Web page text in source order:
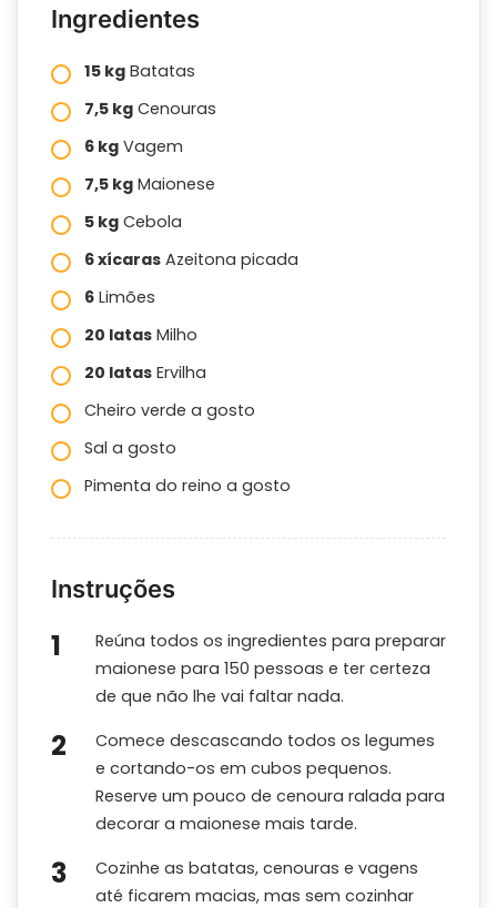
Ingredientes
15 kg Batatas
7,5 kg Cenouras
6 kg Vagem
7,5 kg Maionese
5 kg Cebola
6 xícaras Azeitona picada
6 Limões
20 latas Milho
20 latas Ervilha
Cheiro verde a gosto
Sal a gosto
Pimenta do reino a gosto
Instruções
Reúna todos os ingredientes para preparar
maionese para 150 pessoas e ter certeza
de que não lhe vai faltar nada.
Comece descascando todos os legumes
e cortando-os em cubos pequenos.
Reserve um pouco de cenoura ralada para
decorar a maionese mais tarde.
Cozinhe as batatas, cenouras e vagens
até ficarem macias, mas sem cozinhar